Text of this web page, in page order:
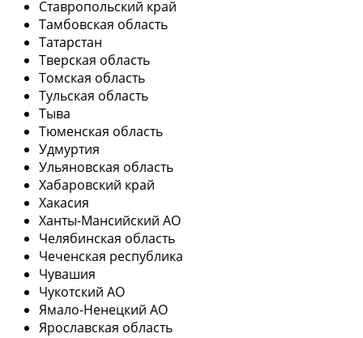
Ставропольский край
Тамбовская область
Татарстан
Тверская область
Томская область
Тульская область
Тыва
Тюменская область
Удмуртия
Ульяновская область
Хабаровский край
Хакасия
Ханты-Мансийский АО
Челябинская область
Чеченская республика
Чувашия
Чукотский АО
Ямало-Ненецкий АО
Ярославская область